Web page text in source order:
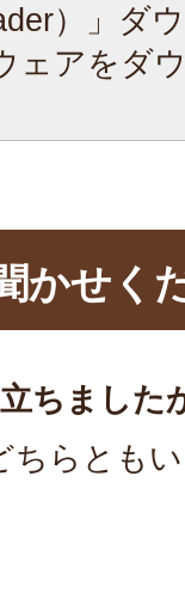
）」ダ
ェアをダ
かせく
ちました
ちらとも